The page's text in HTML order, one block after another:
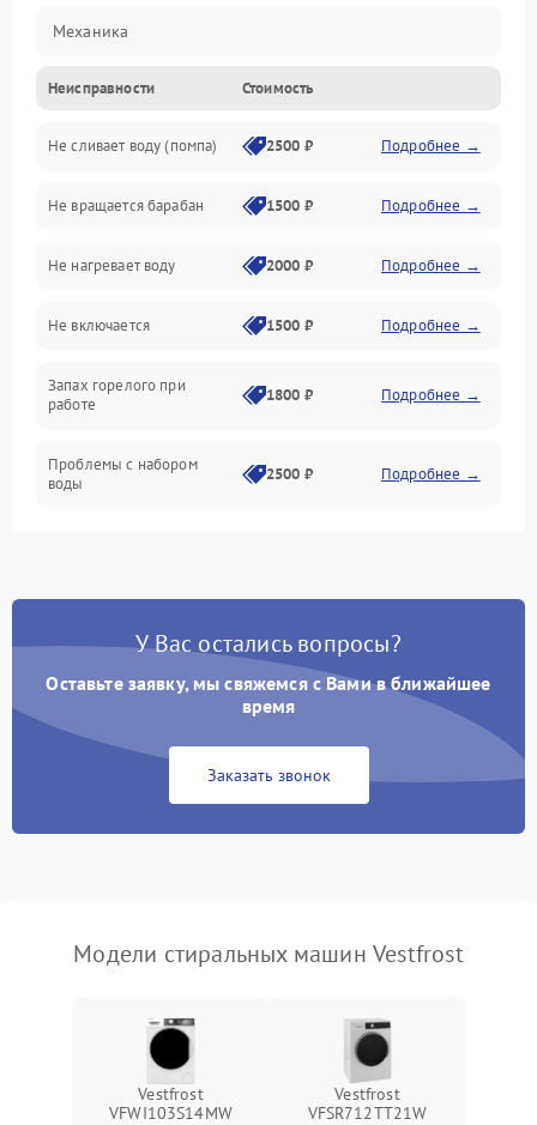
Механика
Электропитание
Водоснабжение
Слив
Программное обеспечение
Неисправности Стоимость
Не сливает воду (помпа) 2500 ₽ Подробнее →
Не вращается барабан 1500 ₽ Подробнее →
Не нагревает воду 2000 ₽ Подробнее →
Не включается 1500 ₽ Подробнее →
Запах горелого при
работе
1800 ₽ Подробнее →
Проблемы с набором
воды
2500 ₽ Подробнее →
Замена платы управления 2200 ₽ Подробнее →
У Вас остались вопросы?
Оставьте заявку, мы свяжемся с Вами в ближайшее
время
Заказать звонок
Модели стиральных машин Vestfrost
Vestfrost
VFWI103S14MW
Vestfrost
VFSR712TT21W